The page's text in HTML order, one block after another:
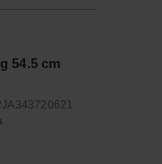
54.5 cm